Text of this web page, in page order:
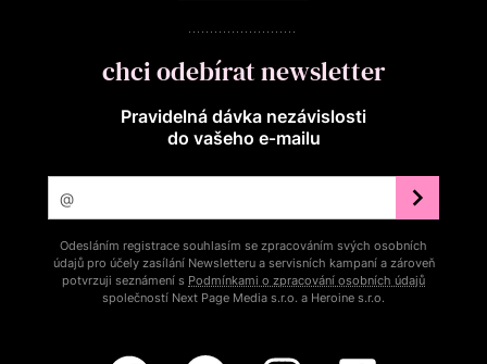
chci odebírat newsletter
Pravidelná dávka nezávislosti
do vašeho e‑mailu
Odesláním registrace souhlasím se zpracováním svých osobních
údajů pro účely zasílání Newsletteru a servisních kampaní a zároveň
potvrzuji seznámení s Podmínkami o zpracování osobních údajů
společností Next Page Media s.r.o. a Heroine s.r.o.